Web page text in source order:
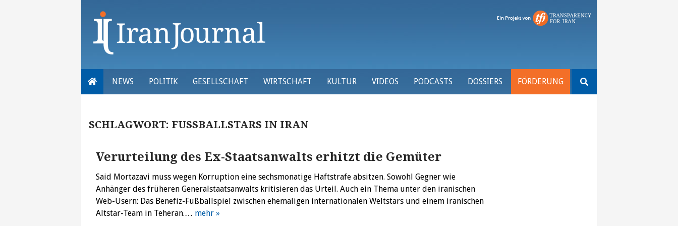
NEWS POLITIK GESELLSCHAFT WIRTSCHAFT KULTUR VIDEOS PODCASTS DOSSIERS FÖRDERUNG
nach:
SCHLAGWORT: FUSSBALLSTARS IN IRAN
Verurteilung des Ex-Staatsanwalts erhitzt die Gemüter
Said Mortazavi muss wegen Korruption eine sechsmonatige Haftstrafe absitzen. Sowohl Gegner wie
Anhänger des früheren Generalstaatsanwalts kritisieren das Urteil. Auch ein Thema unter den iranischen
Web-Usern: Das Benefiz-Fußballspiel zwischen ehemaligen internationalen Weltstars und einem iranischen
Altstar-Team in Teheran.… mehr »